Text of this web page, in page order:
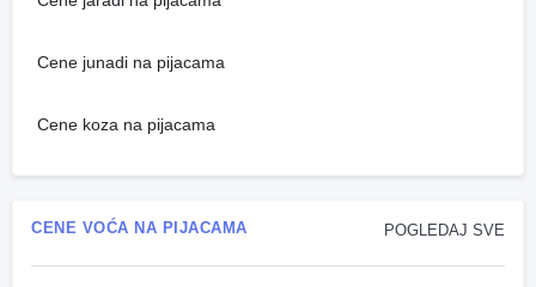
Cene junadi na pijacama
Cene koza na pijacama
POGLEDAJ SVE
CENE VOĆA NA PIJACAMA